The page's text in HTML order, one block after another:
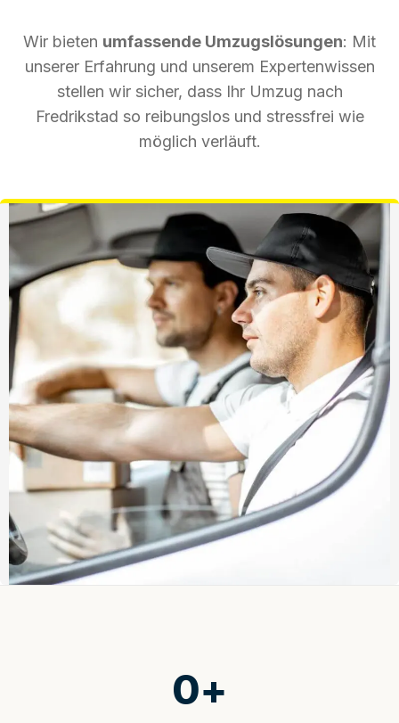
Wir bieten umfassende Umzugslösungen: Mit
unserer Erfahrung und unserem Expertenwissen
stellen wir sicher, dass Ihr Umzug nach
Fredrikstad so reibungslos und stressfrei wie
möglich verläuft.
0+